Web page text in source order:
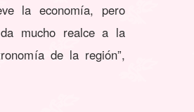
la economía, pero
mucho realce a la
de la región”,